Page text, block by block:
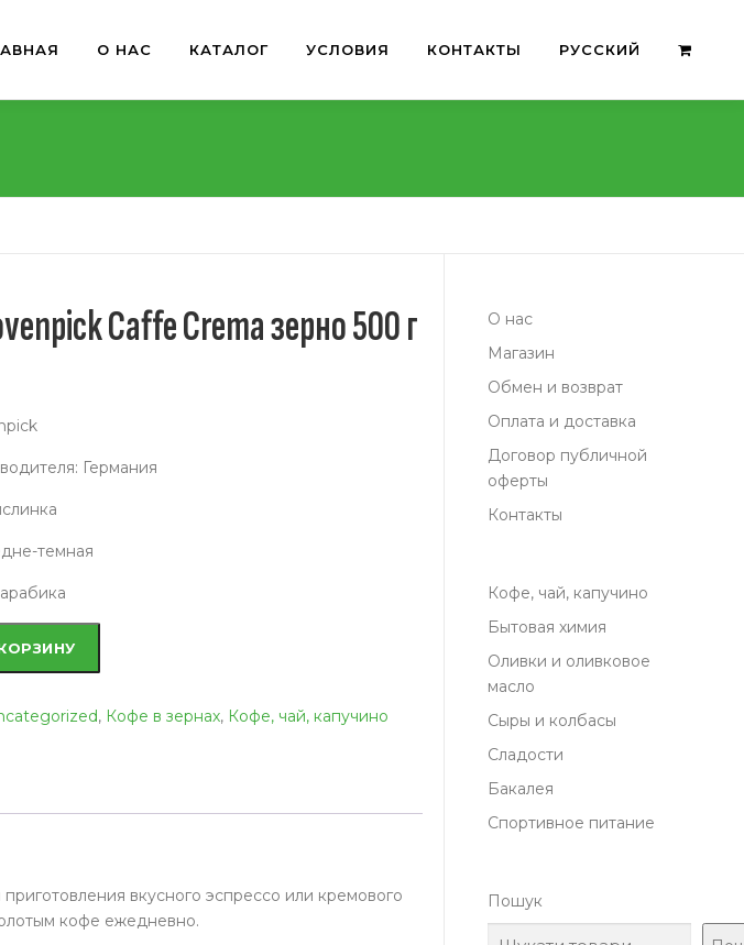
О НАС КАТАЛОГ УСЛОВИЯ КОНТАКТЫ РУССКИЙ
Caffe Crema зерно 500 г
Германия
темная
, Кофе в зернах, Кофе, чай, капучино
вкусного эспрессо или кремового
кофе ежедневно.
О нас
Магазин
Обмен и возврат
Оплата и доставка
Договор публичной
оферты
Контакты
Кофе, чай, капучино
Бытовая химия
Оливки и оливковое
масло
Сыры и колбасы
Сладости
Бакалея
Спортивное питание
Пошук